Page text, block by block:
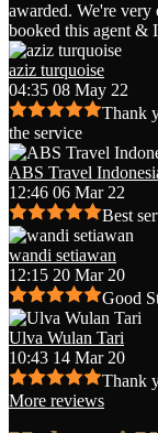
awarded. We're
booked this agent &
aziz turquoise
04:35 08 May 22
Thank
the service
ABS Travel
12:46 06 Mar 22
Best
wandi setiawan
12:15 20 Mar 20
Good
Ulva Wulan Tari
10:43 14 Mar 20
Thank
More reviews